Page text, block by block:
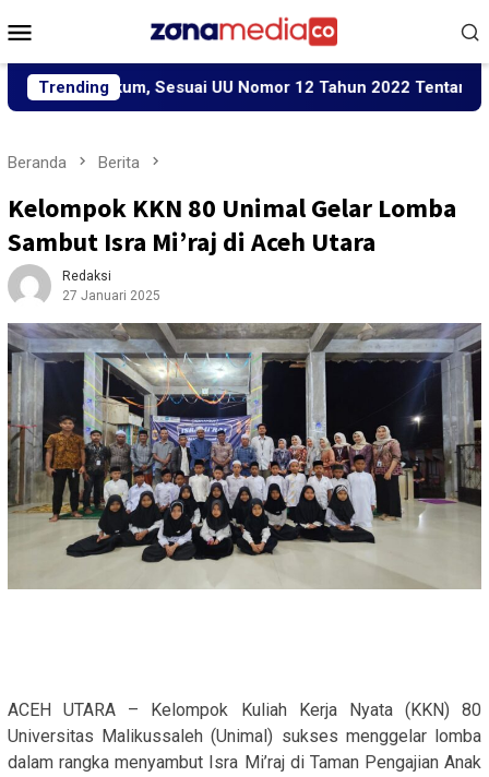
ke
Mobile
Trending
Sesuai UU Nomor 12 Tahun 2022 Tentang TPKS
Beranda Berita
Kelompok KKN 80 Unimal Gelar Lomba
Sambut Isra Mi’raj di Aceh Utara
Redaksi
27 Januari 2025
ACEH UTARA – Kelompok Kuliah Kerja Nyata (KKN) 80
Universitas Malikussaleh (Unimal) sukses menggelar lomba
dalam rangka menyambut Isra Mi’raj di Taman Pengajian Anak